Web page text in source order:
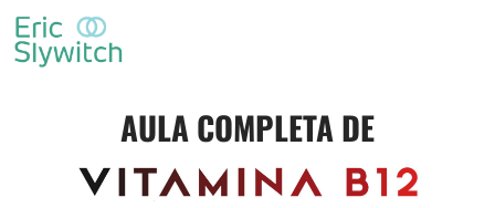
AULA COMPLETA DE